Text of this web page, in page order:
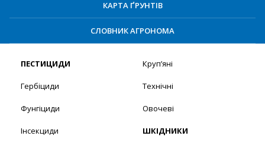
КАРТА ҐРУНТІВ
СЛОВНИК АГРОНОМА
ПЕСТИЦИДИ
Гербіциди
Фунгіциди
Інсекциди
Круп’яні
Технічні
Овочеві
ШКІДНИКИ